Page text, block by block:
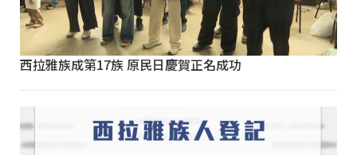
西拉雅族成第17族 原民日慶賀正名成功